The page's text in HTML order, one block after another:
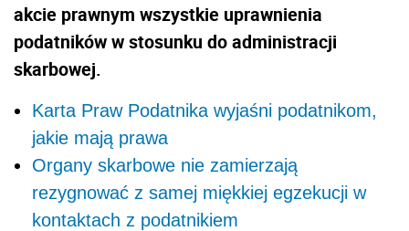
akcie prawnym wszystkie uprawnienia
podatników w stosunku do administracji
skarbowej.
Karta Praw Podatnika wyjaśni podatnikom,
jakie mają prawa
Organy skarbowe nie zamierzają
rezygnować z samej miękkiej egzekucji w
kontaktach z podatnikiem